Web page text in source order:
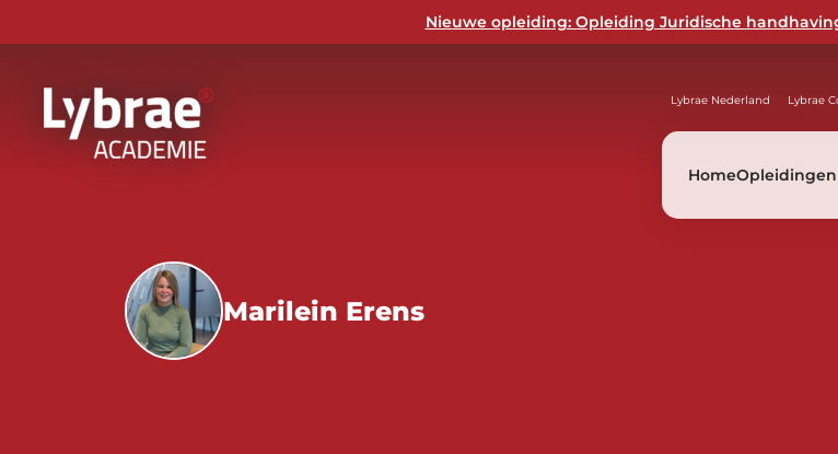
Nieuwe opleiding: Opleiding Juridische
Lybrae Nederland Lybrae
HomeOpleidingen
Marilein Erens